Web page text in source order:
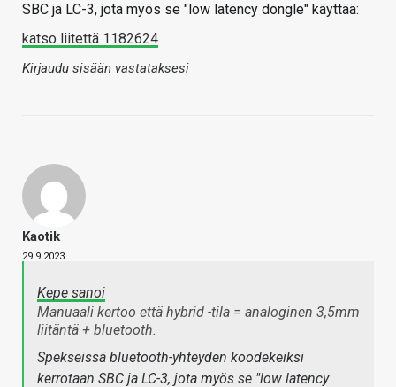
SBC ja LC-3, jota myös se "low latency dongle" käyttää:
katso liitettä 1182624
Kirjaudu sisään vastataksesi
Kaotik
29.9.2023
Kepe sanoi
Manuaali kertoo että hybrid -tila = analoginen 3,5mm
liitäntä + bluetooth.
Spekseissä bluetooth-yhteyden koodekeiksi
kerrotaan SBC ja LC-3, jota myös se "low latency